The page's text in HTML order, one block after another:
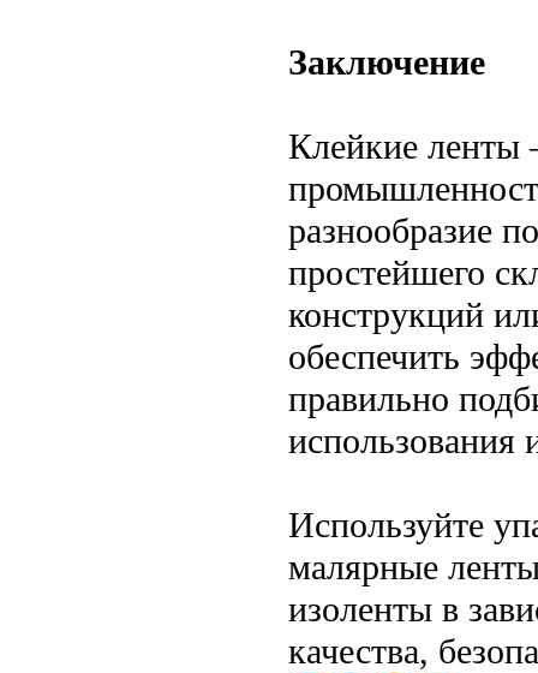
Заключение
Клейкие ленты
разнообразие
простейшего
конструкций
обеспечить
правильно
использования
Используйте
малярные
изоленты в
качества,